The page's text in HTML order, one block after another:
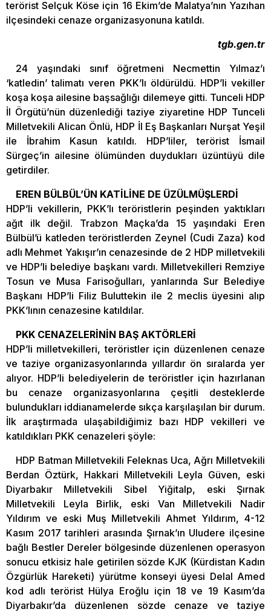
terörist Selçuk Köse için 16 Ekim’de Malatya’nın Yazıhan
ilçesindeki cenaze organizasyonuna katıldı.
tgb.gen.tr
24 yaşındaki sınıf öğretmeni Necmettin Yılmaz’ı
‘katledin’ talimatı veren PKK’lı öldürüldü. HDP’li vekiller
koşa koşa ailesine başsağlığı dilemeye gitti. Tunceli HDP
İl Örgütü’nün düzenlediği taziye ziyaretine HDP Tunceli
Milletvekili Alican Önlü, HDP İl Eş Başkanları Nurşat Yeşil
ile İbrahim Kasun katıldı. HDP’liler, terörist İsmail
Sürgeç’in ailesine ölümünden duydukları üzüntüyü dile
getirdiler.
EREN BÜLBÜL’ÜN KATİLİNE DE ÜZÜLMÜŞLERDİ
HDP’li vekillerin, PKK’lı teröristlerin peşinden yaktıkları
ağıt ilk değil. Trabzon Maçka’da 15 yaşındaki Eren
Bülbül’ü katleden teröristlerden Zeynel (Cudi Zaza) kod
adlı Mehmet Yakışır’ın cenazesinde de 2 HDP milletvekili
ve HDP’li belediye başkanı vardı. Milletvekilleri Remziye
Tosun ve Musa Farisoğulları, yanlarında Sur Belediye
Başkanı HDP’li Filiz Buluttekin ile 2 meclis üyesini alıp
PKK’lının cenazesine katıldılar.
PKK CENAZELERİNİN BAŞ AKTÖRLERİ
HDP’li milletvekilleri, teröristler için düzenlenen cenaze
ve taziye organizasyonlarında yıllardır ön sıralarda yer
alıyor. HDP’li belediyelerin de teröristler için hazırlanan
bu cenaze organizasyonlarına çeşitli desteklerde
bulundukları iddianamelerde sıkça karşılaşılan bir durum.
İlk araştırmada ulaşabildiğimiz bazı HDP vekilleri ve
katıldıkları PKK cenazeleri şöyle:
HDP Batman Milletvekili Feleknas Uca, Ağrı Milletvekili
Berdan Öztürk, Hakkari Milletvekili Leyla Güven, eski
Diyarbakır Milletvekili Sibel Yiğitalp, eski Şırnak
Milletvekili Leyla Birlik, eski Van Milletvekili Nadir
Yıldırım ve eski Muş Milletvekili Ahmet Yıldırım, 4-12
Kasım 2017 tarihleri arasında Şırnak’ın Uludere ilçesine
bağlı Bestler Dereler bölgesinde düzenlenen operasyon
sonucu etkisiz hale getirilen sözde KJK (Kürdistan Kadın
Özgürlük Hareketi) yürütme konseyi üyesi Delal Amed
kod adlı terörist Hülya Eroğlu için 18 ve 19 Kasım’da
Diyarbakır’da düzenlenen sözde cenaze ve taziye